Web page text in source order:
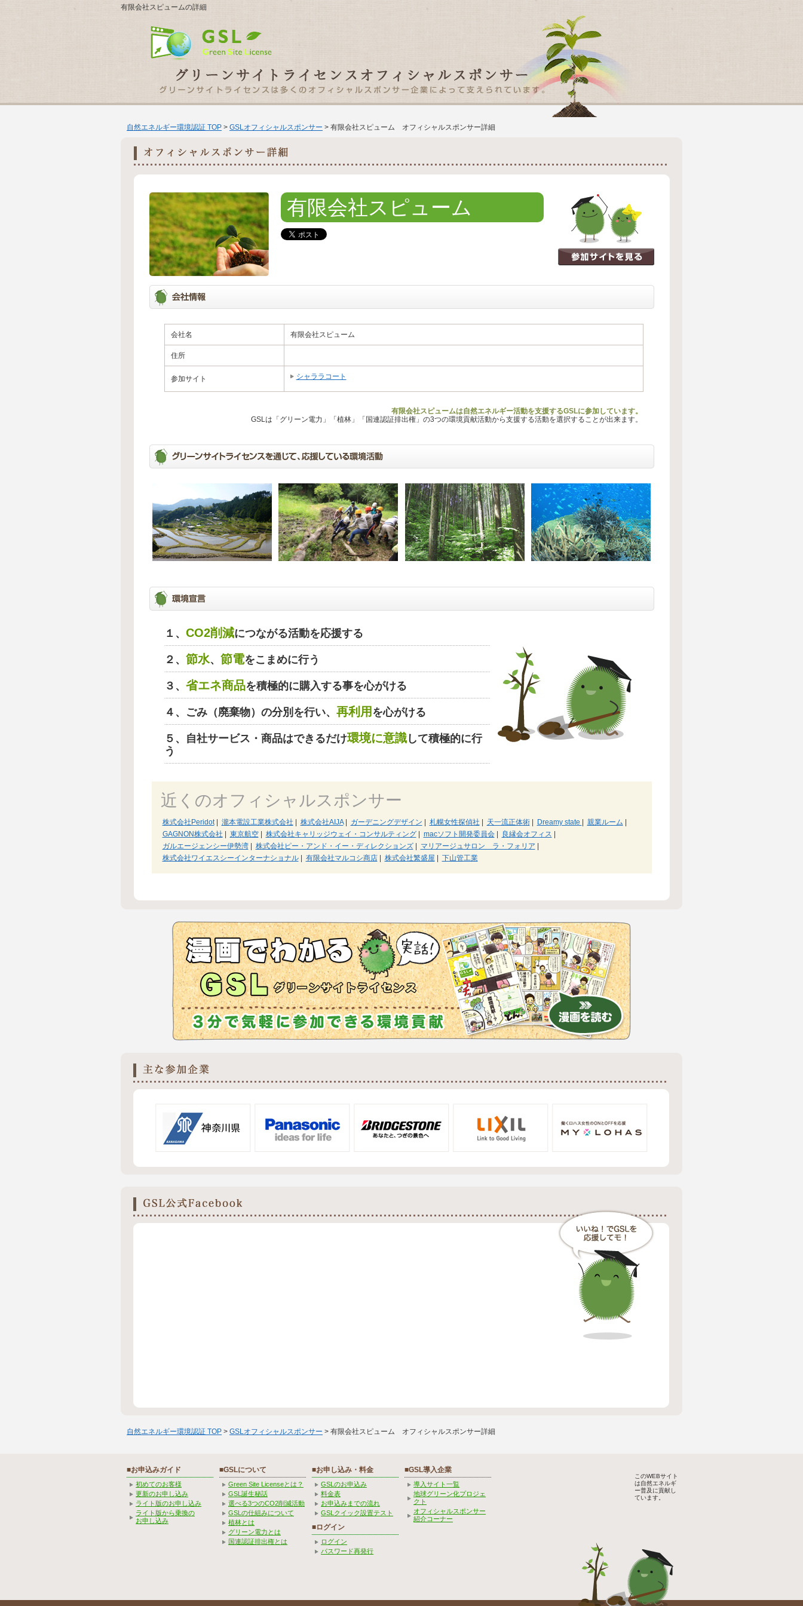
有限会社スピュームの詳細
自然エネルギー環境認証 TOP > GSLオフィシャルスポンサー > 有限会社スピューム オフィシャルスポンサー詳細
有限会社スピューム
会社名 有限会社スピューム
住所
参加サイト シャララコート
有限会社スピュームは自然エネルギー活動を支援するGSLに参加しています。
GSLは「グリーン電力」「植林」「国連認証排出権」の3つの環境貢献活動から支援する活動を選択することが出来ます。
１、 CO2削減につながる活動を応援する
２、 節水、 節電をこまめに行う
３、 省エネ商品を積極的に購入する事を心がける
４、ごみ（廃棄物）の分別を行い、 再利用 を心がける
５、自社サービス・商品はできるだけ環境に意識して積極的に行
う
近くのオフィシャルスポンサー
株式会社Peridot| 瀧本電設工業株式会社 株式会社AIJA| ガーデニングデザイン 札幌女性探偵社 天一流正体術| Dreamy state 親業ルーム
GAGNON株式会社
東京航空| 株式会社キャリッジウェイ・コンサルティング| macソフト開発委員会| 良縁会オフィス
ガルエージェンシー伊勢湾| 株式会社ピー・アンド・イー・ディレクションズ| マリアージュサロン ラ・フォリア
株式会社ワイエスシーインターナショナル| 有限会社マルコシ商店| 株式会社繁盛屋 下山管工業
自然エネルギー環境認証 TOP > GSLオフィシャルスポンサー > 有限会社スピューム オフィシャルスポンサー詳細
■お申込みガイド
初めてのお客様
更新のお申し込み
ライト版のお申し込み
ライト版から乗換の
お申し込み
■GSLについて
Green Site Licenseとは？
GSL誕生秘話
選べる3つのCO2削減活動
GSLの仕組みについて
植林とは
グリーン電力とは
国連認証排出権とは
■お申し込み・料金
GSLのお申込み
料金表
お申込みまでの流れ
GSLクイック設置テスト
■ログイン
ログイン
パスワード再発行
■GSL導入企業
導入サイト一覧
地球グリーン化プロジェ
クト
オフィシャルスポンサー
紹介コーナー
このWEBサイト
は自然エネルギ
ー普及に貢献し
ています。